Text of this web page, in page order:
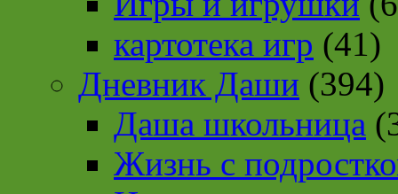
картотека игр (41)
Дневник Даши (394)
Даша школьница
Жизнь с